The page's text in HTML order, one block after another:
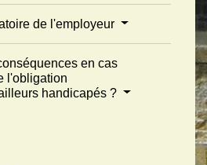
de l'employeur
en cas
l'obligation
handicapés ?